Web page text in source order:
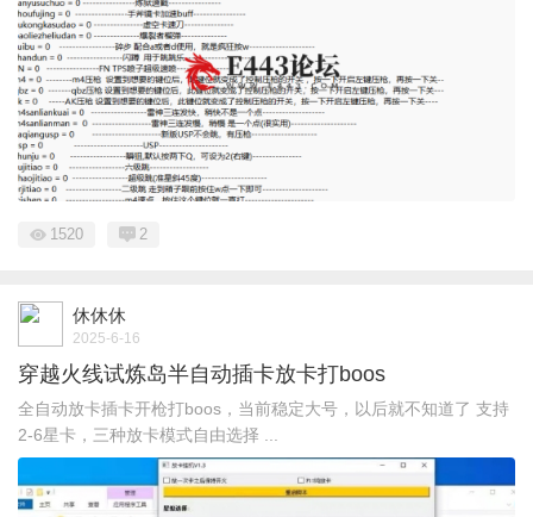
1520 2
休休休
2025-6-16
穿越火线试炼岛半自动插卡放卡打boos
全自动放卡插卡开枪打boos，当前稳定大号，以后就不知道了 支持
2-6星卡，三种放卡模式自由选择 ...